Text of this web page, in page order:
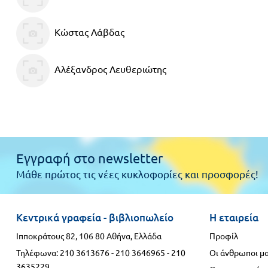
Κώστας Λάβδας
Αλέξανδρος Λευθεριώτης
Εγγραφή στο newsletter
Μάθε πρώτος τις νέες κυκλοφορίες και προσφορές!
Κεντρικά γραφεία - βιβλιοπωλείο
Ιπποκράτους 82, 106 80 Αθήνα, Ελλάδα
Τηλέφωνα: 210 3613676- 210 3646965 - 210
Η εταιρεία
Προφίλ
Οι άνθρωποι